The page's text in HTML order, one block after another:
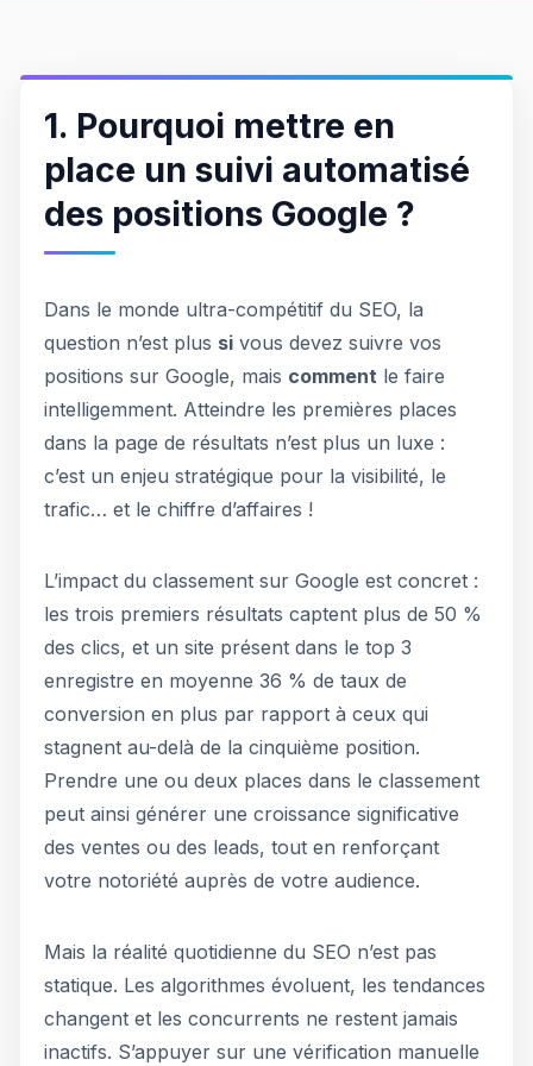
1. Pourquoi mettre en
place un suivi automatisé
des positions Google ?
Dans le monde ultra-compétitif du SEO, la
question n’est plus si vous devez suivre vos
positions sur Google, mais comment le faire
intelligemment. Atteindre les premières places
dans la page de résultats n’est plus un luxe :
c’est un enjeu stratégique pour la visibilité, le
trafic… et le chiffre d’affaires !
L’impact du classement sur Google est concret :
les trois premiers résultats captent plus de 50 %
des clics, et un site présent dans le top 3
enregistre en moyenne 36 % de taux de
conversion en plus par rapport à ceux qui
stagnent au-delà de la cinquième position.
Prendre une ou deux places dans le classement
peut ainsi générer une croissance significative
des ventes ou des leads, tout en renforçant
votre notoriété auprès de votre audience.
Mais la réalité quotidienne du SEO n’est pas
statique. Les algorithmes évoluent, les tendances
changent et les concurrents ne restent jamais
inactifs. S’appuyer sur une vérification manuelle